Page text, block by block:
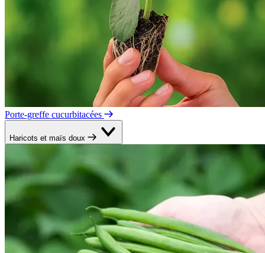
Porte-greffe cucurbitacées
Haricots et maïs doux